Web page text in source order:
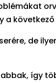
a
de
így